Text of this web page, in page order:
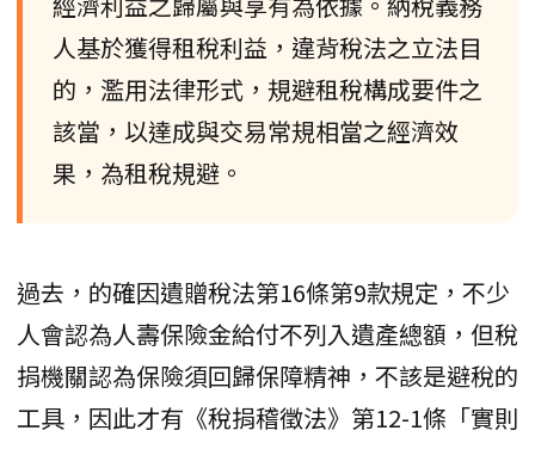
人基於獲得租稅利益，違背稅法之立法目
的，濫用法律形式，規避租稅構成要件之
該當，以達成與交易常規相當之經濟效
果，為租稅規避。
過去，的確因遺贈稅法第16條第9款規定，不少
人會認為人壽保險金給付不列入遺產總額，但稅
捐機關認為保險須回歸保障精神，不該是避稅的
工具，因此才有《稅捐稽徵法》第12-1條「實則